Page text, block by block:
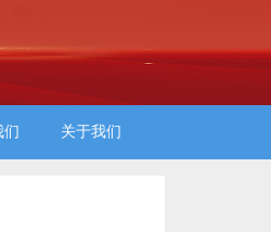
们 关于我们